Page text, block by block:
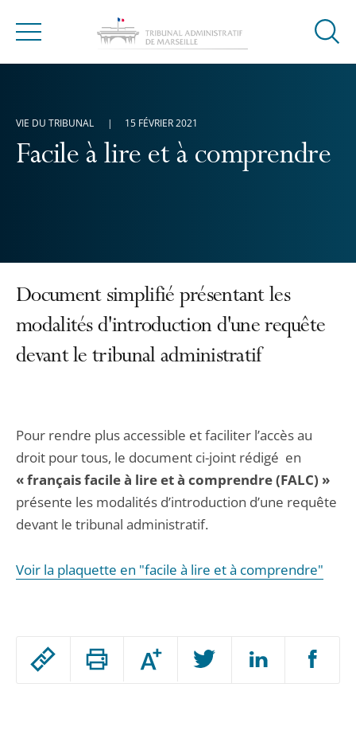
Menu
Ouvrir
Facile à lire et à comprendre
VIE DU TRIBUNAL 15 FÉVRIER 2021
Passer
Augmenter
ou
Document simplifié présentant les
modalités d'introduction d'une requête
devant le tribunal administratif
Pour rendre plus accessible et faciliter l’accès au
droit pour tous, le document ci-joint rédigé en
« français facile à lire et à comprendre (FALC) »
présente les modalités d’introduction d’une requête
devant le tribunal administratif.
Voir la plaquette en "facile à lire et à comprendre"